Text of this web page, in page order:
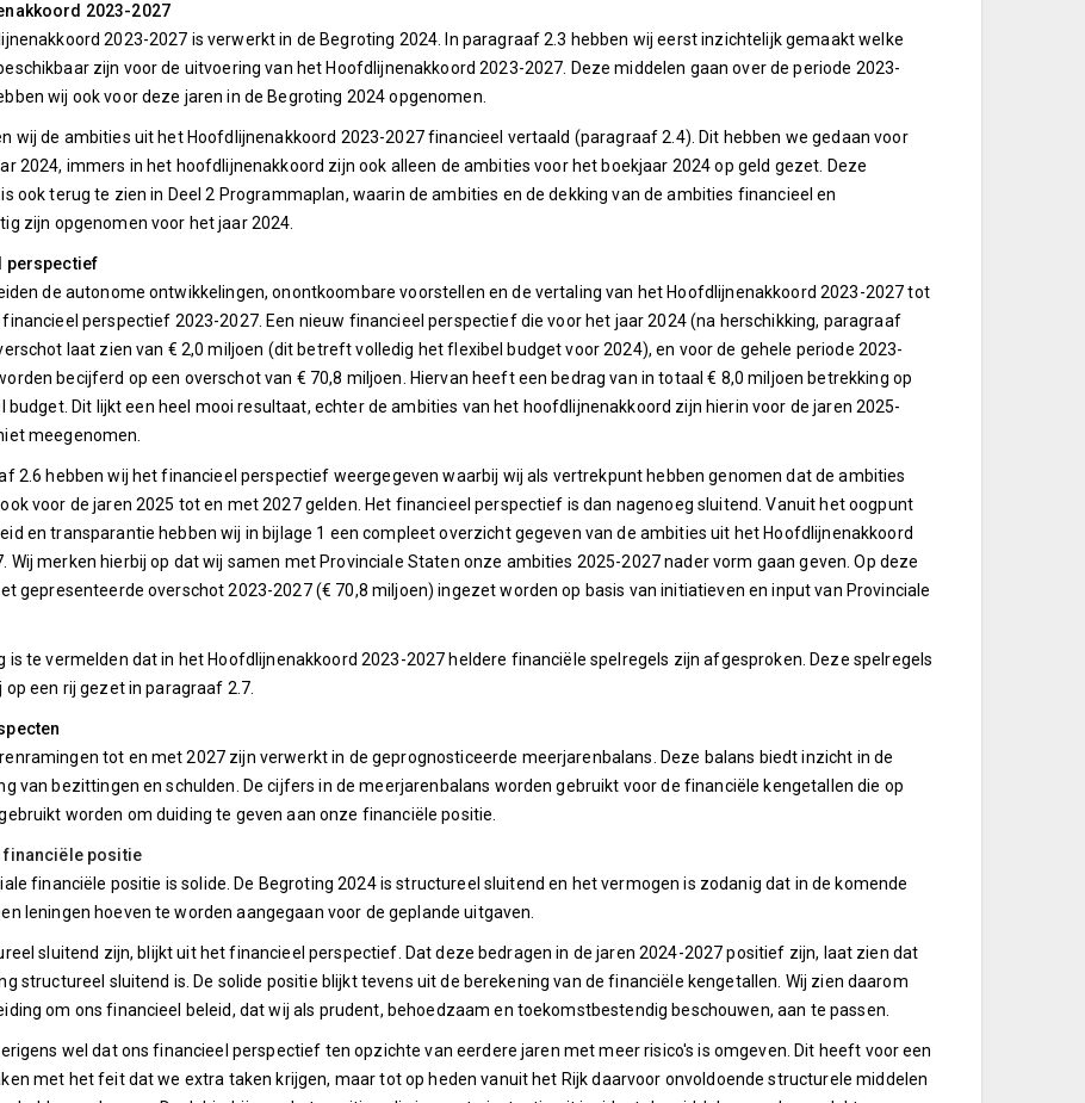
2023-2027
2023-2027 is verwerkt in de Begroting 2024. In paragraaf 2.3 hebben wij eerst inzichtelijk gemaakt welke
zijn voor de uitvoering van het Hoofdlijnenakkoord 2023-2027. Deze middelen gaan over de periode 2023-
wij ook voor deze jaren in de Begroting 2024 opgenomen.
wij de ambities uit het Hoofdlijnenakkoord 2023-2027 financieel vertaald (paragraaf 2.4). Dit hebben we gedaan voor
2024, immers in het hoofdlijnenakkoord zijn ook alleen de ambities voor het boekjaar 2024 op geld gezet. Deze
ook terug te zien in Deel 2 Programmaplan, waarin de ambities en de dekking van de ambities financieel en
zijn opgenomen voor het jaar 2024.
perspectief
de autonome ontwikkelingen, onontkoombare voorstellen en de vertaling van het Hoofdlijnenakkoord 2023-2027 tot
perspectief 2023-2027. Een nieuw financieel perspectief die voor het jaar 2024 (na herschikking, paragraaf
laat zien van € 2,0 miljoen (dit betreft volledig het flexibel budget voor 2024), en voor de gehele periode 2023-
becijferd op een overschot van € 70,8 miljoen. Hiervan heeft een bedrag van in totaal € 8,0 miljoen betrekking op
budget. Dit lijkt een heel mooi resultaat, echter de ambities van het hoofdlijnenakkoord zijn hierin voor de jaren 2025-
meegenomen.
2.6 hebben wij het financieel perspectief weergegeven waarbij wij als vertrekpunt hebben genomen dat de ambities
voor de jaren 2025 tot en met 2027 gelden. Het financieel perspectief is dan nagenoeg sluitend. Vanuit het oogpunt
en transparantie hebben wij in bijlage 1 een compleet overzicht gegeven van de ambities uit het Hoofdlijnenakkoord
Wij merken hierbij op dat wij samen met Provinciale Staten onze ambities 2025-2027 nader vorm gaan geven. Op deze
gepresenteerde overschot 2023-2027 (€ 70,8 miljoen) ingezet worden op basis van initiatieven en input van Provinciale
is te vermelden dat in het Hoofdlijnenakkoord 2023-2027 heldere financiële spelregels zijn afgesproken. Deze spelregels
op een rij gezet in paragraaf 2.7.
tot en met 2027 zijn verwerkt in de geprognosticeerde meerjarenbalans. Deze balans biedt inzicht in de
van bezittingen en schulden. De cijfers in de meerjarenbalans worden gebruikt voor de financiële kengetallen die op
worden om duiding te geven aan onze financiële positie.
financiële positie
financiële positie is solide. De Begroting 2024 is structureel sluitend en het vermogen is zodanig dat in de komende
leningen hoeven te worden aangegaan voor de geplande uitgaven.
sluitend zijn, blijkt uit het financieel perspectief. Dat deze bedragen in de jaren 2024-2027 positief zijn, laat zien dat
structureel sluitend is. De solide positie blijkt tevens uit de berekening van de financiële kengetallen. Wij zien daarom
om ons financieel beleid, dat wij als prudent, behoedzaam en toekomstbestendig beschouwen, aan te passen.
wel dat ons financieel perspectief ten opzichte van eerdere jaren met meer risico's is omgeven. Dit heeft voor een
met het feit dat we extra taken krijgen, maar tot op heden vanuit het Rijk daarvoor onvoldoende structurele middelen